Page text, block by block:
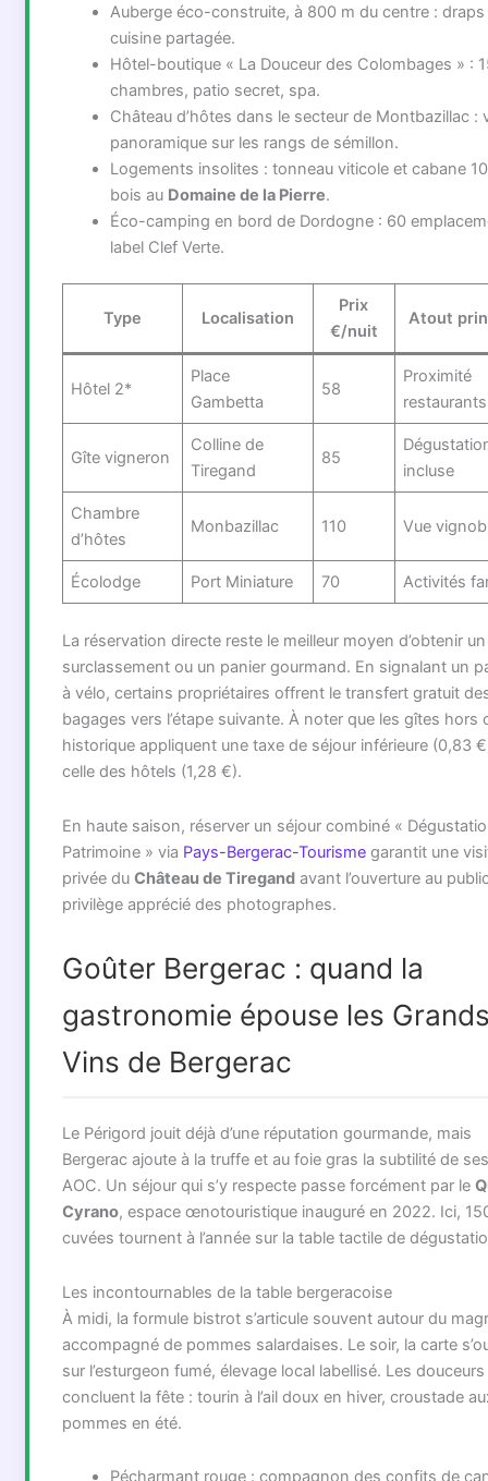
Auberge éco-construite, à 800 m du centre : draps
cuisine partagée.
Hôtel-boutique « La Douceur des Colombages » :
chambres, patio secret, spa.
Château d’hôtes dans le secteur de Montbazillac :
panoramique sur les rangs de sémillon.
Logements insolites : tonneau viticole et cabane
bois au Domaine de la Pierre.
Éco-camping en bord de Dordogne : 60
label Clef Verte.
Type Localisation
Prix
€/nuit
Atout
Hôtel 2*
Place
Gambetta
58
Proximité
restaurants
Gîte vigneron
Colline de
Tiregand
85
incluse
Chambre
d’hôtes
Monbazillac 110 Vue
Écolodge Port Miniature 70 Activités
La réservation directe reste le meilleur moyen d’obtenir un
surclassement ou un panier gourmand. En signalant un
à vélo, certains propriétaires offrent le transfert gratuit
bagages vers l’étape suivante. À noter que les gîtes hors
historique appliquent une taxe de séjour inférieure (0,83
celle des hôtels (1,28 €).
En haute saison, réserver un séjour combiné «
Patrimoine » via Pays-Bergerac-Tourismegarantit une
privée du Château de Tiregandavant l’ouverture au
privilège apprécié des photographes.
Goûter Bergerac : quand la
gastronomie épouse les
Vins de Bergerac
Le Périgord jouit déjà d’une réputation gourmande, mais
Bergerac ajoute à la truffe et au foie gras la subtilité de
AOC. Un séjour qui s’y respecte passe forcément par le
Cyrano, espace œnotouristique inauguré en 2022. Ici,
cuvées tournent à l’année sur la table tactile de
Les incontournables de la table bergeracoise
À midi, la formule bistrot s’articule souvent autour du
accompagné de pommes salardaises. Le soir, la carte
sur l’esturgeon fumé, élevage local labellisé. Les douceurs
concluent la fête : tourin à l’ail doux en hiver, croustade
pommes en été.